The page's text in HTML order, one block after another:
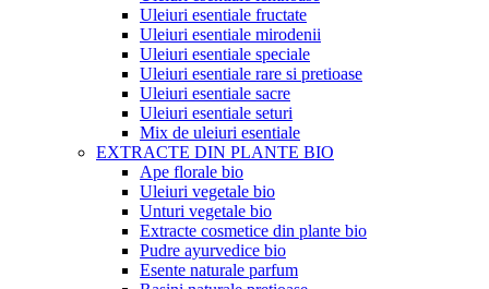
Uleiuri esentiale fructate
Uleiuri esentiale mirodenii
Uleiuri esentiale speciale
Uleiuri esentiale rare si pretioase
Uleiuri esentiale sacre
Uleiuri esentiale seturi
Mix de uleiuri esentiale
EXTRACTE DIN PLANTE BIO
Ape florale bio
Uleiuri vegetale bio
Unturi vegetale bio
Extracte cosmetice din plante bio
Pudre ayurvedice bio
Esente naturale parfum